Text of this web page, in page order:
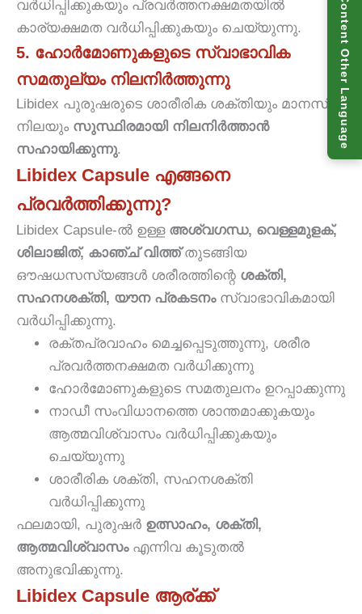
വർധിപ്പിക്കുകയും പ്രവർത്തനക്ഷമതയിൽ
കാര്യക്ഷമത വർധിപ്പിക്കുകയും ചെയ്യുന്നു.
5. ഹോർമോണുകളുടെ സ്വാഭാവിക
സമതുല്യം നിലനിർത്തുന്നു
Libidex പുരുഷരുടെ ശാരീരിക ശക്തിയും മാനസിക
നിലയും സുസ്ഥിരമായി നിലനിർത്താൻ
സഹായിക്കുന്നു.
Libidex Capsule എങ്ങനെ
പ്രവർത്തിക്കുന്നു?
Libidex Capsule-ൽ ഉള്ള അശ്വഗന്ധ, വെള്ളമുളക്,
ശിലാജിത്, കാഞ്ച് വിത്ത്തുടങ്ങിയ
ഔഷധസസ്യങ്ങൾ ശരീരത്തിന്റെ ശക്തി,
സഹനശക്തി, യൗന പ്രകടനംസ്വാഭാവികമായി
വർധിപ്പിക്കുന്നു.
രക്തപ്രവാഹം മെച്ചപ്പെടുത്തുന്നു, ശരീര
പ്രവർത്തനക്ഷമത വർധിക്കുന്നു
ഹോർമോണുകളുടെ സമതുലനം ഉറപ്പാക്കുന്നു
നാഡീ സംവിധാനത്തെ ശാന്തമാക്കുകയും
ആത്മവിശ്വാസം വർധിപ്പിക്കുകയും
ചെയ്യുന്നു
ശാരീരിക ശക്തി, സഹനശക്തി
വർധിപ്പിക്കുന്നു
ഫലമായി, പുരുഷർ ഉത്സാഹം, ശക്തി,
ആത്മവിശ്വാസംഎന്നിവ കൂടുതൽ
അനുഭവിക്കുന്നു.
Libidex Capsule ആര്ക്ക്
Read Content Other Language